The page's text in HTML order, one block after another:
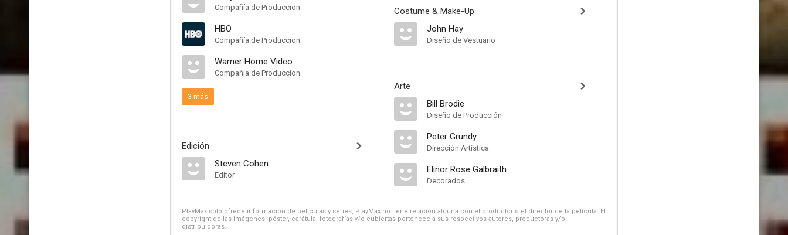
Compañía de Produccion
HBO
Compañía de Produccion
Warner Home Video
Compañía de Produccion
3 más
Edición
Steven Cohen
Editor
Costume & Make-Up
John Hay
Diseño de Vestuario
Arte
Bill Brodie
Diseño de Producción
Peter Grundy
Dirección Artística
Elinor Rose Galbraith
Decorados
PlayMax solo ofrece información de películas y series, PlayMax no tiene relación alguna con el productor o el director de la película. El
copyright de las imágenes, póster, carátula, fotografías y/o cubiertas pertenece a sus respectivos autores, productoras y/o
distribuidoras.